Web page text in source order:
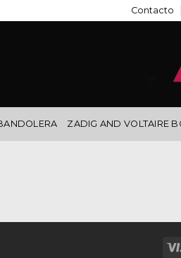
Contacto
ZADIG AND VOLTAIRE